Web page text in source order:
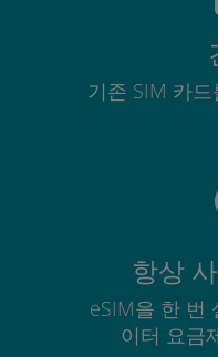
기존 SIM 카
항상
eSIM을 한 번
이터 요금